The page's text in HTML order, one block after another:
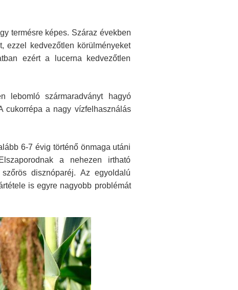
termésre képes. Száraz években
ezzel kedvezőtlen körülményeket
ezért a lucerna kedvezőtlen
lebomló szármaradványt hagyó
cukorrépa a nagy vízfelhasználás
6-7 évig történő önmaga utáni
a nehezen irtható
disznóparéj. Az egyoldalú
is egyre nagyobb problémát